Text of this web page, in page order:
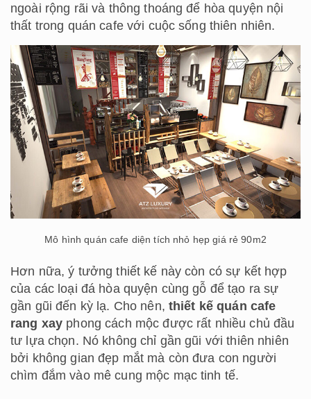
ngoài rộng rãi và thông thoáng để hòa quyện nội
thất trong quán cafe với cuộc sống thiên nhiên.
Mô hình quán cafe diện tích nhỏ hẹp giá rẻ 90m2
Hơn nữa, ý tưởng thiết kế này còn có sự kết hợp
của các loại đá hòa quyện cùng gỗ để tạo ra sự
gần gũi đến kỳ lạ. Cho nên, thiết kế quán cafe
rang xay phong cách mộc được rất nhiều chủ đầu
tư lựa chọn. Nó không chỉ gần gũi với thiên nhiên
bởi không gian đẹp mắt mà còn đưa con người
chìm đắm vào mê cung mộc mạc tinh tế.